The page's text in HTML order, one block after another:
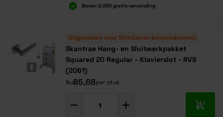
Boven 2.000 gratis verzending
Uitgesloten voor SlimSeries binnendeuren!
Skantrae Hang- en Sluitwerkpakket
Squared 20 Regular - Klavierslot - RVS
(2061)
Nu85,68per stuk
In